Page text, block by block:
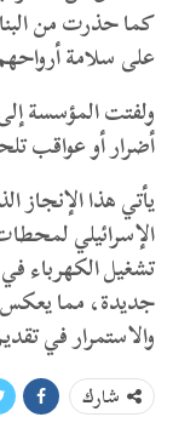
كما حذرت من
على سلامة
ولفتت المؤسسة
أضرار أو عواقب
يأتي هذا الإنجاز
الإسرائيلي
تشغيل الكهرباء
جديدة، مما يعكس
والاستمرار في
شارك